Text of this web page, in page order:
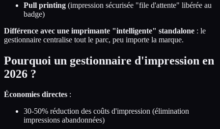
Pull printing (impression sécurisée "file d'attente" libérée au
badge)
Différence avec une imprimante "intelligente" standalone : le
gestionnaire centralise tout le parc, peu importe la marque.
Pourquoi un gestionnaire d'impression en
2026 ?
Économies directes :
30-50% réduction des coûts d'impression (élimination
impressions abandonnées)